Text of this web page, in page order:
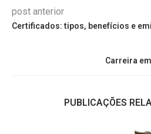
post anterior
Certificados: tipos, benefícios e
Carreira
PUBLICAÇÕES